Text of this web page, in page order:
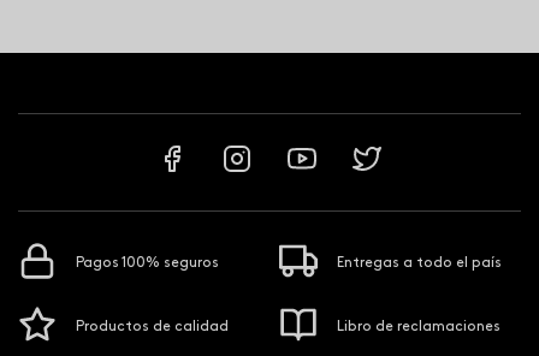
Pagos 100% seguros Entregas a todo el país
Productos de calidad Libro de reclamaciones